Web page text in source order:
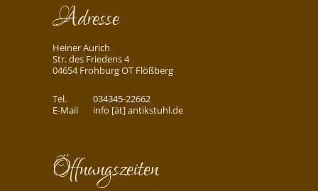
Adresse
Heiner Aurich
Str. des Friedens 4
04654 Frohburg OT Flößberg
Tel.
034345-22662
E-Mail
info [ät] antikstuhl.de
Öffnungszeiten